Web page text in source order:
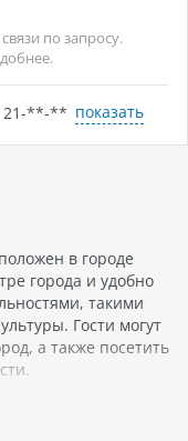
по запросу.
**-** показать
в городе
города и удобно
такими
Гости могут
а также посетить
выбора: от
есть